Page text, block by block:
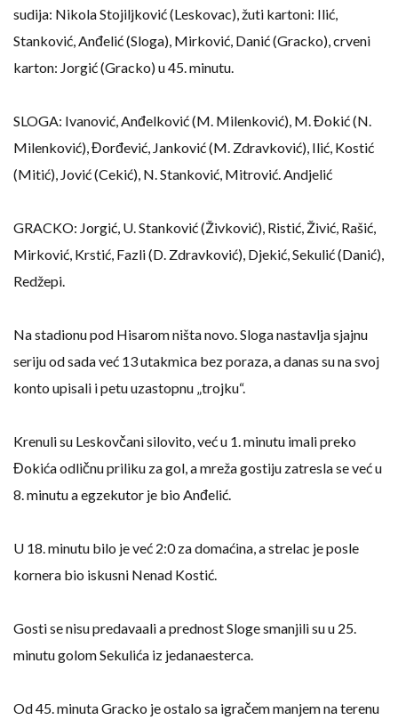
sudija: Nikola Stojiljković (Leskovac), žuti kartoni: Ilić,
Stanković, Anđelić (Sloga), Mirković, Danić (Gracko), crveni
karton: Jorgić (Gracko) u 45. minutu.
SLOGA: Ivanović, Anđelković (M. Milenković), M. Đokić (N.
Milenković), Đorđević, Janković (M. Zdravković), Ilić, Kostić
(Mitić), Jović (Cekić), N. Stanković, Mitrović. Andjelić
GRACKO: Jorgić, U. Stanković (Živković), Ristić, Živić, Rašić,
Mirković, Krstić, Fazli (D. Zdravković), Djekić, Sekulić (Danić),
Redžepi.
Na stadionu pod Hisarom ništa novo. Sloga nastavlja sjajnu
seriju od sada već 13 utakmica bez poraza, a danas su na svoj
konto upisali i petu uzastopnu „trojku“.
Krenuli su Leskovčani silovito, već u 1. minutu imali preko
Đokića odličnu priliku za gol, a mreža gostiju zatresla se već u
8. minutu a egzekutor je bio Anđelić.
U 18. minutu bilo je već 2:0 za domaćina, a strelac je posle
kornera bio iskusni Nenad Kostić.
Gosti se nisu predavaali a prednost Sloge smanjili su u 25.
minutu golom Sekulića iz jedanaesterca.
Od 45. minuta Gracko je ostalo sa igračem manjem na terenu